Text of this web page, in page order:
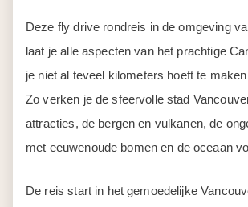
Deze fly drive rondreis in de omgeving
laat je alle aspecten van het prachtige
je niet al teveel kilometers hoeft te
Zo verken je de sfeervolle stad
attracties, de bergen en vulkanen, de
met eeuwenoude bomen en de oceaan
De reis start in het gemoedelijke